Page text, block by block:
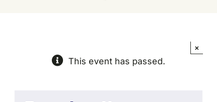
This event has passed.
×